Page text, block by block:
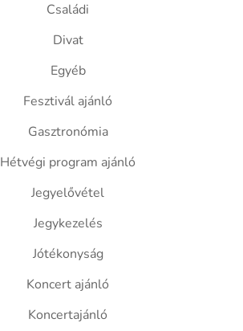
Családi
Divat
Egyéb
Fesztivál ajánló
Gasztronómia
Hétvégi program ajánló
Jegyelővétel
Jegykezelés
Jótékonyság
Koncert ajánló
Koncertajánló